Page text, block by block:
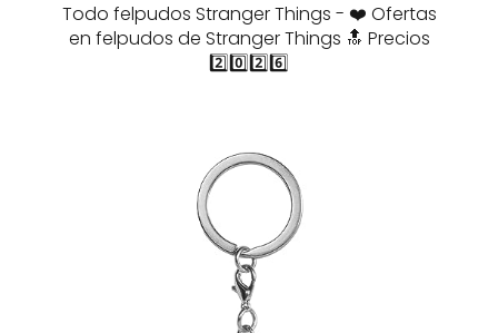
Todo felpudos Stranger Things - ❤️ Ofertas
en felpudos de Stranger Things 🔝 Precios
2️⃣0️⃣2️⃣6️⃣